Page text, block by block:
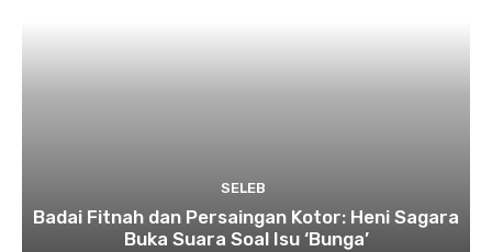
SELEB
Badai Fitnah dan Persaingan Kotor: Heni Sagara
Buka Suara Soal Isu ‘Bunga’